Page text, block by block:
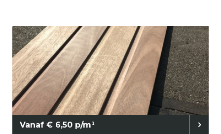
Vanaf € 6,50 p/m¹